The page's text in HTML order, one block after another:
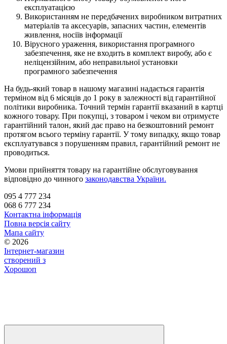
експлуатацією
Використанням не передбачених виробником витратних
матеріалів та аксесуарів, запасних частин, елементів
живлення, носіїв інформації
Вірусного ураження, використання програмного
забезпечення, яке не входить в комплект виробу, або є
неліцензійним, або неправильної установки
програмного забезпечення
На будь-який товар в нашому магазині надається гарантія
терміном від 6 місяців до 1 року в залежності від гарантійної
політики виробника. Точний термін гарантії вказаний в картці
кожного товару. При покупці, з товаром і чеком ви отримуєте
гарантійний талон, який дає право на безкоштовний ремонт
протягом всього терміну гарантії. У тому випадку, якщо товар
експлуатувався з порушенням правил, гарантійний ремонт не
проводиться.
Умови прийняття товару на гарантійне обслуговування
відповідно до чинного законодавства України.
095 4 777 234
068 6 777 234
Контактна інформація
Повна версія сайту
Мапа сайту
© 2026
Інтернет-магазин
створений з
Хорошоп